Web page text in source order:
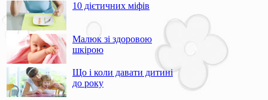
10 дієтичних міфів
Малюк зі здоровою
шкірою
Що і коли давати дитині
до року